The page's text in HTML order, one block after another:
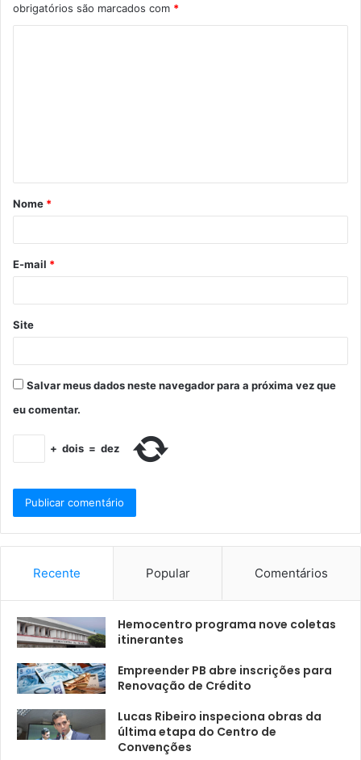
obrigatórios são marcados com *
Nome *
E-mail *
Site
Salvar meus dados neste navegador para a próxima vez que
eu comentar.
+ dois = dez
Recente Popular Comentários
Hemocentro programa nove coletas
itinerantes
Empreender PB abre inscrições para
Renovação de Crédito
Lucas Ribeiro inspeciona obras da
última etapa do Centro de
Convenções